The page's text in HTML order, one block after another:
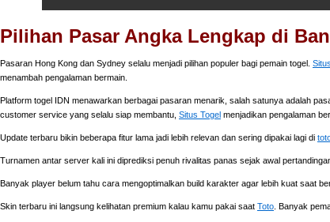
Pilihan Pasar Angka Lengkap di
Pasaran Hong Kong dan Sydney selalu menjadi pilihan populer bagi pemain togel.
menambah pengalaman bermain.
Platform togel IDN menawarkan berbagai pasaran menarik, salah satunya adalah
customer service yang selalu siap membantu, Situs Togel menjadikan pengalaman
Update terbaru bikin beberapa fitur lama jadi lebih relevan dan sering dipakai lagi di
Turnamen antar server kali ini diprediksi penuh rivalitas panas sejak awal
Banyak player belum tahu cara mengoptimalkan build karakter agar lebih kuat saat
Skin terbaru ini langsung kelihatan premium kalau kamu pakai saat Toto . Banyak